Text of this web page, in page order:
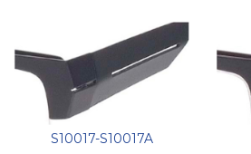
S10017-S10017A